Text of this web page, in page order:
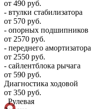
от 490 руб.
- втулки стабилизатора
от 570 руб.
- опорных подшипников
от 2570 руб.
- переднего амортизатора
от 2550 руб.
- сайлентблока рычага
от 590 руб.
Диагностика ходовой
от 350 руб.
Рулевая